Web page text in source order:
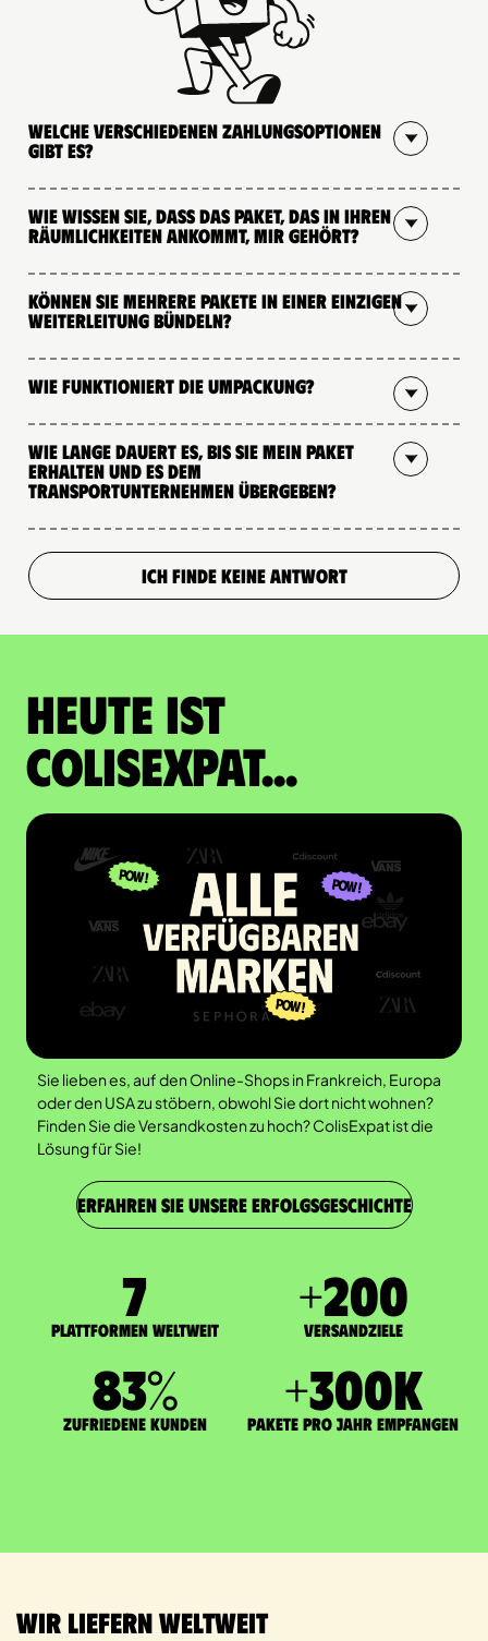
Welche verschiedenen Zahlungsoptionen
gibt es?
Wie wissen Sie, dass das Paket, das in Ihren
Räumlichkeiten ankommt, mir gehört?
Können Sie mehrere Pakete in einer einzigen
Weiterleitung bündeln?
Wie funktioniert die Umpackung?
Wie lange dauert es, bis Sie mein Paket
erhalten und es dem
Transportunternehmen übergeben?
ICH FINDE KEINE ANTWORT
Heute ist
Colisexpat...
Sie lieben es, auf den Online-Shops in Frankreich, Europa
oder den USA zu stöbern, obwohl Sie dort nicht wohnen?
Finden Sie die Versandkosten zu hoch? ColisExpat ist die
Lösung für Sie!
ERFAHREN SIE UNSERE ERFOLGSGESCHICHTE
7
Plattformen weltweit
+200
Versandziele
83%
zufriedene Kunden
+300K
Pakete pro Jahr empfangen
Wir liefern weltweit